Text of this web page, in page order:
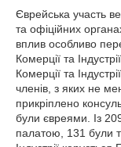
Єврейська участь
та офіційних
вплив особливо
Комерції та
Комерції та
членів, з яких не
прикріплено
були євреями. Із
палатою, 131 були